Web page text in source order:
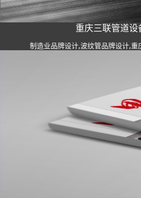
重庆三联管道设
制造业品牌设计,波纹管品牌设计,重